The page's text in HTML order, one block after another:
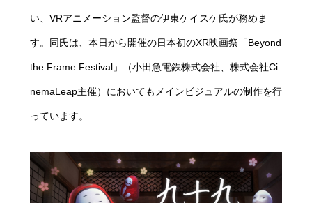
い、VRアニメーション監督の伊東ケイスケ氏が務めま
す。同氏は、本日から開催の日本初のXR映画祭「Beyond
the Frame Festival」（小田急電鉄株式会社、株式会社Ci
nemaLeap主催）においてもメインビジュアルの制作を行
っています。